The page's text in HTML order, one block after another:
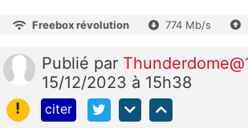
Freebox révolution 774 Mb/s
Publié par
15/12/2023 à 15h38
!
citer